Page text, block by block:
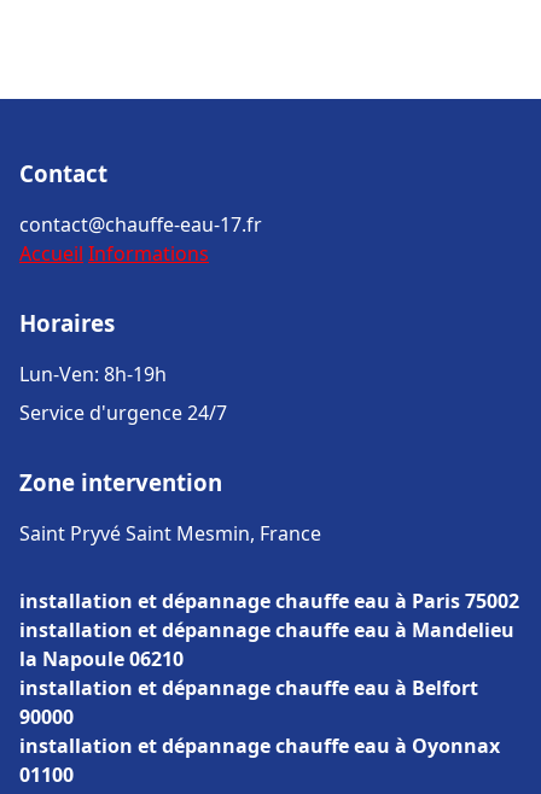
Contact
contact@chauffe-eau-17.fr
Accueil Informations
Horaires
Lun-Ven: 8h-19h
Service d'urgence 24/7
Zone intervention
Saint Pryvé Saint Mesmin, France
installation et dépannage chauffe eau à Paris 75002
installation et dépannage chauffe eau à Mandelieu
la Napoule 06210
installation et dépannage chauffe eau à Belfort
90000
installation et dépannage chauffe eau à Oyonnax
01100